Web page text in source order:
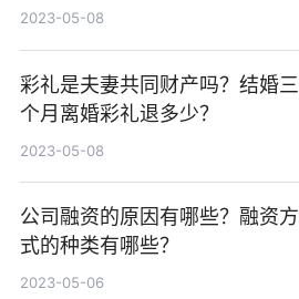
2023-05-08
彩礼是夫妻共同财产吗？结婚三
个月离婚彩礼退多少？
2023-05-08
公司融资的原因有哪些？融资方
式的种类有哪些？
2023-05-06